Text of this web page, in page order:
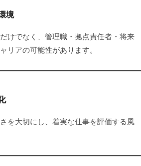
境
けでなく、管理職・拠点責任者・将来
リアの可能性があります。
を大切にし、着実な仕事を評価する風